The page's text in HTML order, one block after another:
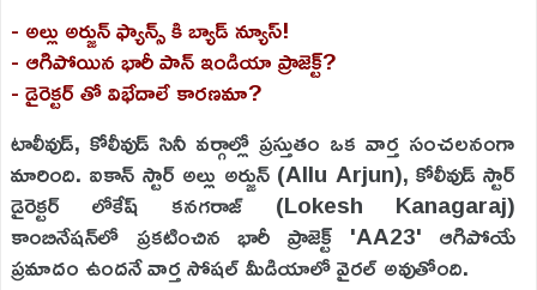
- అల్లు అర్జున్ ఫ్యాన్స్ కి బ్యాడ్ న్యూస్!
- ఆగిపోయిన భారీ పాన్ ఇండియా ప్రాజెక్ట్?
- డైరెక్టర్ తో విభేదాలే కారణమా?
టాలీవుడ్, కోలీవుడ్ సినీ వర్గాల్లో ప్రస్తుతం ఒక వార్త సంచలనంగా
మారింది. ఐకాన్ స్టార్ అల్లు అర్జున్ (Allu Arjun), కోలీవుడ్ స్టార్
డైరెక్టర్ లోకేష్ కనగరాజ్ (Lokesh Kanagaraj)
కాంబినేషన్‌లో ప్రకటించిన భారీ ప్రాజెక్ట్ 'AA23' ఆగిపోయే
ప్రమాదం ఉందనే వార్త సోషల్ మీడియాలో వైరల్ అవుతోంది.